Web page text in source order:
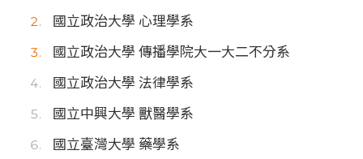
國立政治大學 心理學系
國立政治大學 傳播學院大一大二不分系
國立政治大學 法律學系
國立中興大學 獸醫學系
國立臺灣大學 藥學系